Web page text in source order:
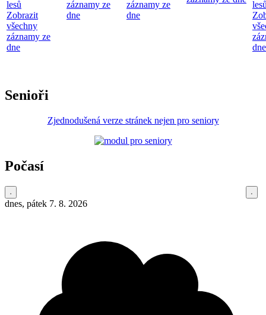
lesů
Zobrazit
všechny
záznamy ze
dne
záznamy ze
dne
záznamy ze
dne
dne
Senioři
Zjednodušená verze stránek nejen pro seniory
Počasí
dnes, pátek 7. 8. 2026